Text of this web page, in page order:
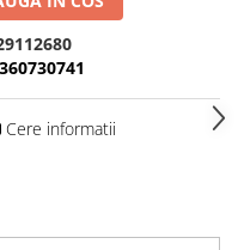
Cere informatii